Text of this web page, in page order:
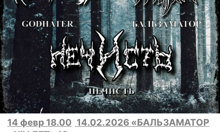
14 февр 18.00 14.02.2026 «БАЛЬЗАМАТОР